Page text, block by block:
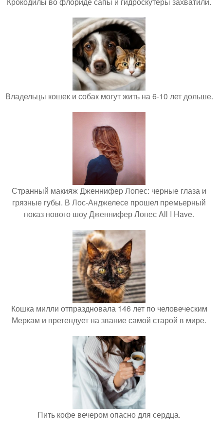
Владельцы кошек и собак могут жить на 6-10 лет дольше.
Странный макияж Дженнифер Лопес: черные глаза и
грязные губы. В Лос-Анджелесе прошел премьерный
показ нового шоу Дженнифер Лопес All I Have.
Кошка милли отпраздновала 146 лет по человеческим
Меркам и претендует на звание самой старой в мире.
Пить кофе вечером опасно для сердца.